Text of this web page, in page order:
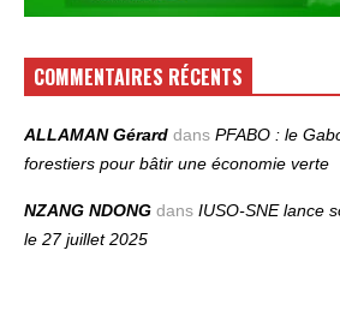
COMMENTAIRES RÉCENTS
ALLAMAN Gérard dans PFABO : le
forestiers pour bâtir une économie verte
NZANG NDONG dans IUSO‑SNE lance
le 27 juillet 2025